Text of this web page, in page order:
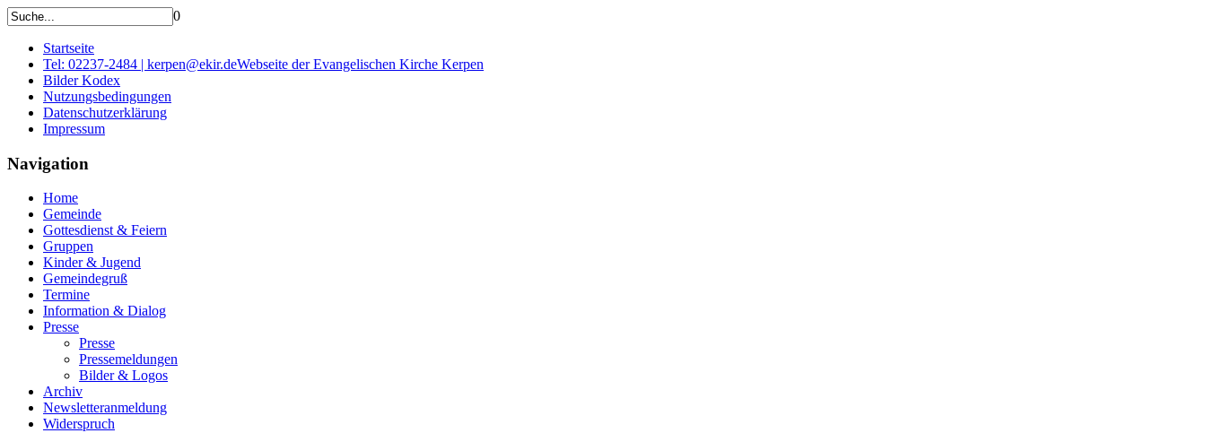
0
Startseite
Tel: 02237-2484 | kerpen@ekir.deWebseite der Evangelischen Kirche Kerpen
Bilder Kodex
Nutzungsbedingungen
Datenschutzerklärung
Impressum
Navigation
Home
Gemeinde
Gottesdienst & Feiern
Gruppen
Kinder & Jugend
Gemeindegruß
Termine
Information & Dialog
Presse
Presse
Pressemeldungen
Bilder & Logos
Archiv
Newsletteranmeldung
Widerspruch